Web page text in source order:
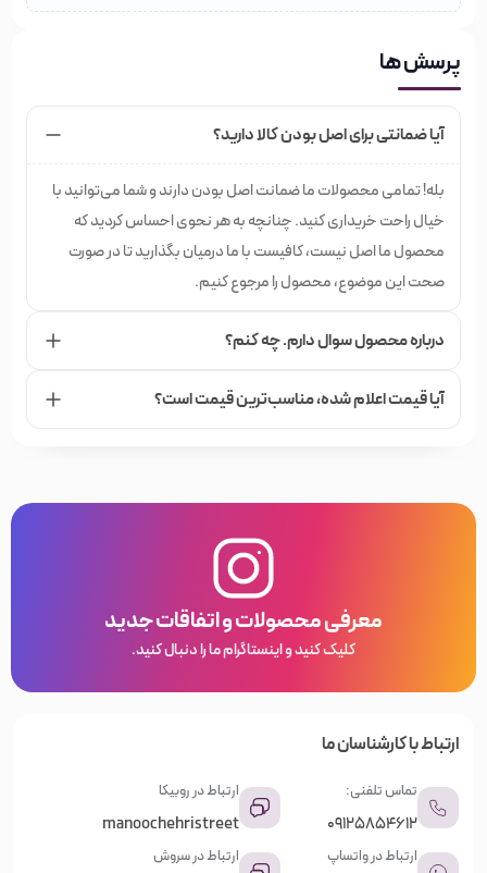
پرسش ها
آیا ضمانتی برای اصل بودن کالا دارید؟
بله! تمامی محصولات ما ضمانت اصل بودن دارند و شما می‌توانید با
خیال راحت خریداری کنید. چنانچه به هر نحوی احساس کردید که
محصول ما اصل نیست، کافیست با ما درمیان بگذارید تا در صورت
صحت این موضوع، محصول را مرجوع کنیم.
درباره محصول سوال دارم. چه کنم؟
آیا قیمت اعلام شده،‌ مناسب‌ترین قیمت است؟
معرفی محصولات و اتفاقات جدید
کلیک کنید و اینستاگرام ما را دنبال کنید.
ارتباط با کارشناسان ما
تماس تلفنی:
09125854612
ارتباط در واتساپ
ارتباط در روبیکا
manoochehristreet
ارتباط در سروش